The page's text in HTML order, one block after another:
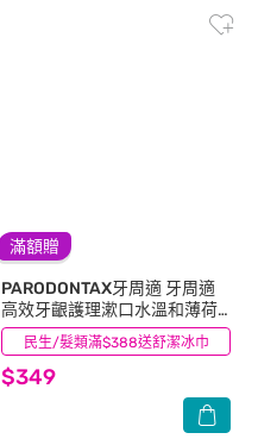
滿額贈
民生/髮類滿$388送舒潔冰巾
PARODONTAX牙周適 牙周適
高效牙齦護理漱口水溫和薄荷
500ml*2
$349
(3)